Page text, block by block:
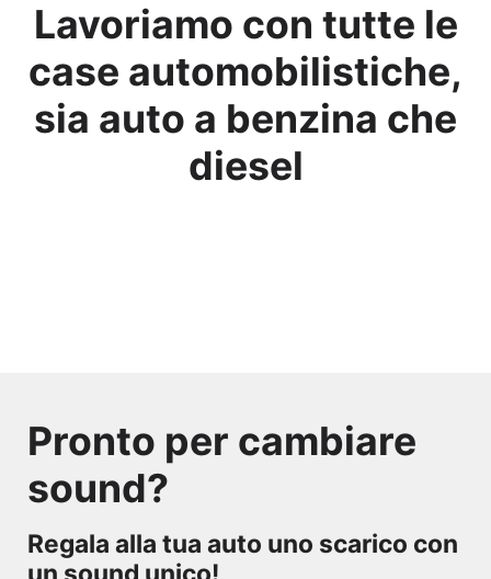
Lavoriamo con tutte le
case automobilistiche,
sia auto a benzina che
diesel
Pronto per cambiare
sound?
Regala alla tua auto uno scarico con